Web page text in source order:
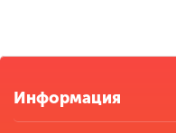
Информация